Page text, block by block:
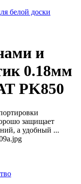
белой доски
и
0.18мм
PK850
защищает
а удобный ...